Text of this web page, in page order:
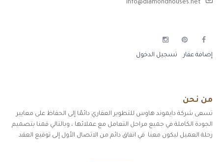
info@diamondhouses.net
إضافة عقار تسجيل الدخول
من نحن
تسعى شركة دايموند هاوس للتطوير العقاري دائمًا إلى الحفاظ على معايير
الجودة الكاملة في جميع مراحل التعامل مع عملائها ، وبالتالي قمنا بتصميم
رحلة العميل ليكون معنا في اتفاق دائم من الاتصال الأول إلى توقيع العقد